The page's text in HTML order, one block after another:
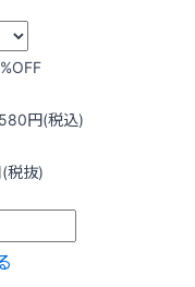
%OFF
円(税込)
税抜)